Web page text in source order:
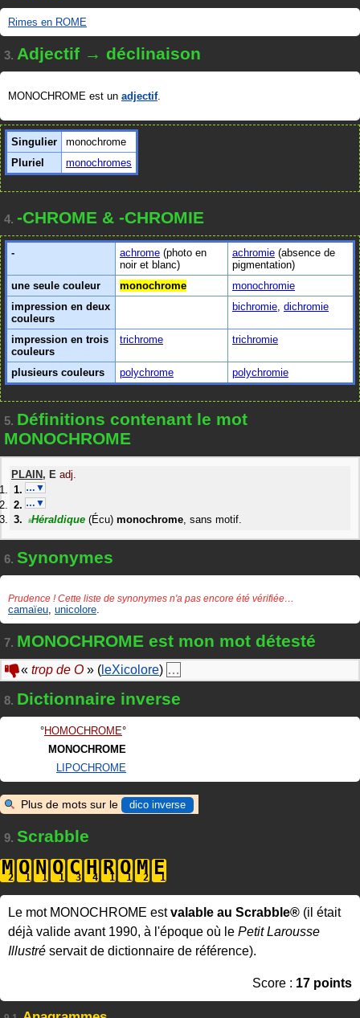
Rimes en ROME
3. Adjectif → déclinaison
MONOCHROME est un adjectif.
Singulier
monochrome
Pluriel
monochromes
4. -CHROME & -CHROMIE
- achrome (photo en
noir et blanc)
achromie (absence de
pigmentation)
une seule couleur
monochrome
monochromie
impression en deux
couleurs
bichromie, dichromie
impression en trois
couleurs
trichrome trichromie
plusieurs couleurs polychrome polychromie
5. Définitions contenant le mot
MONOCHROME
PLAIN , E adj.
…▼
…▼
#Héraldique (Écu) monochrome, sans motif.
6. Synonymes
Prudence ! Cette liste de synonymes n'a pas encore été vérifiée…
camaïeu unicolore
7. MONOCHROME est mon mot détesté
« trop de O » ( leXicolore) …
8. Dictionnaire inverse
HOMOCHROME
MONOCHROME
LIPOCHROME
Plus de mots sur le dico inverse
9. Scrabble
M O N O C H R O M E
Le mot MONOCHROME estvalable au Scrabble® (il était
déjà valide avant 1990, à l'époque où le Petit Larousse
Illustré servait de dictionnaire de référence).
Score : 17 points